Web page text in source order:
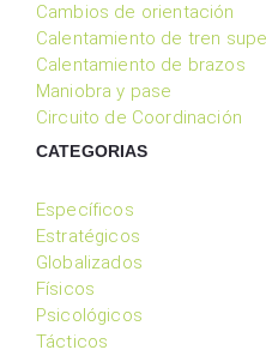
Cambios de orientación
Calentamiento de tren
Calentamiento de brazos
Maniobra y pase
Circuito de Coordinación
CATEGORIAS
Específicos
Estratégicos
Globalizados
Físicos
Psicológicos
Tácticos